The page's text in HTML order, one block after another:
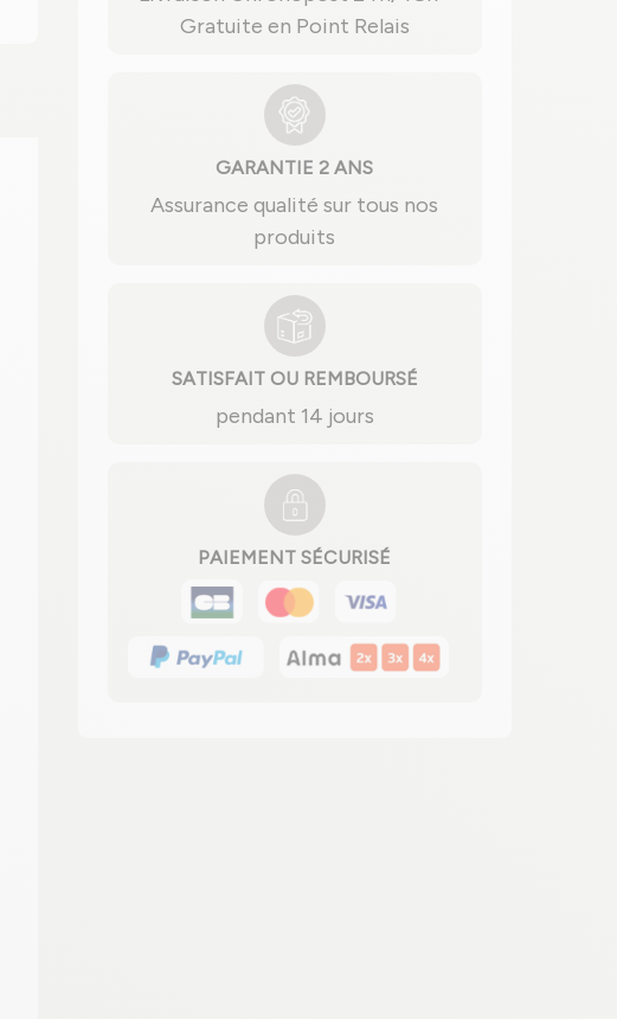
Gratuite en Point Relais
GARANTIE 2 ANS
Assurance qualité sur tous nos
produits
SATISFAIT OU REMBOURSÉ
pendant 14 jours
PAIEMENT SÉCURISÉ